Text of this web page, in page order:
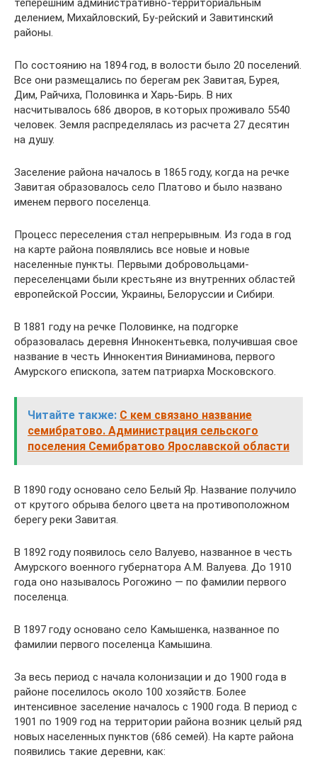
теперешним административно-территориальным
делением, Михайловский, Бу-рейский и Завитинский
районы.
По состоянию на 1894 год, в волости было 20 поселений.
Все они размещались по берегам рек Завитая, Бурея,
Дим, Райчиха, Половинка и Харь-Бирь. В них
насчитывалось 686 дворов, в которых проживало 5540
человек. Земля распределялась из расчета 27 десятин
на душу.
Заселение района началось в 1865 году, когда на речке
Завитая образовалось село Платово и было названо
именем первого поселенца.
Процесс переселения стал непрерывным. Из года в год
на карте района появлялись все новые и новые
населенные пункты. Первыми добровольцами-
переселенцами были крестьяне из внутренних областей
европейской России, Украины, Белоруссии и Сибири.
В 1881 году на речке Половинке, на подгорке
образовалась деревня Иннокентьевка, получившая свое
название в честь Иннокентия Виниаминова, первого
Амурского епископа, затем патриарха Московского.
Читайте также: С кем связано название
семибратово. Администрация сельского
поселения Семибратово Ярославской области
В 1890 году основано село Белый Яр. Название получило
от крутого обрыва белого цвета на противоположном
берегу реки Завитая.
В 1892 году появилось село Валуево, названное в честь
Амурского военного губернатора А.М. Валуева. До 1910
года оно называлось Рогожино — по фамилии первого
поселенца.
В 1897 году основано село Камышенка, названное по
фамилии первого поселенца Камышина.
За весь период с начала колонизации и до 1900 года в
районе поселилось около 100 хозяйств. Более
интенсивное заселение началось с 1900 года. В период с
1901 по 1909 год на территории района возник целый ряд
новых населенных пунктов (686 семей). На карте района
появились такие деревни, как: